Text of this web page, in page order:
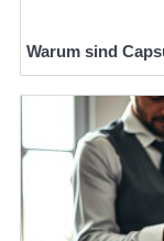
Warum sind